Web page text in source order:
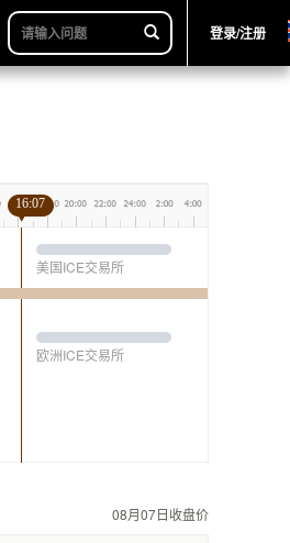
登录/注册
美国ICE交易所
欧洲ICE交易所
16:07
08月07日收盘价